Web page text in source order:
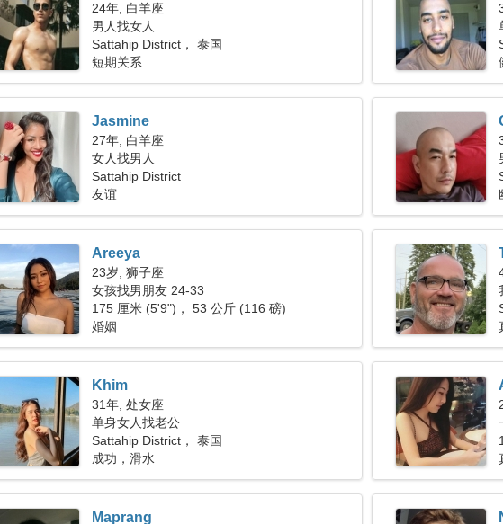
24年, 白羊座
男人找女人
Sattahip District， 泰国
短期关系
Jasmine
27年, 白羊座
女人找男人
Sattahip District
友谊
Areeya
23岁, 狮子座
女孩找男朋友 24-33
175 厘米 (5'9")， 53 公斤 (116 磅)
婚姻
Khim
31年, 处女座
单身女人找老公
Sattahip District， 泰国
成功，滑水
Maprang